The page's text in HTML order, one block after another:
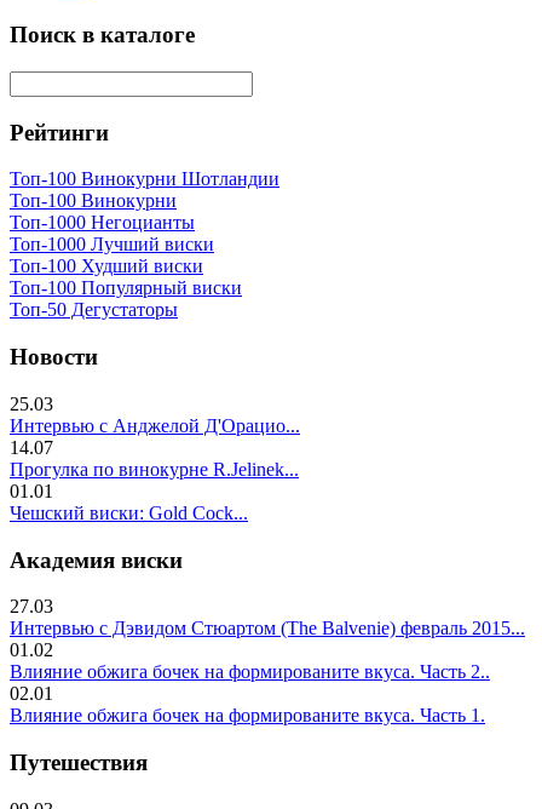
Поиск в каталоге
Рейтинги
Топ-100 Винокурни Шотландии
Топ-100 Винокурни
Топ-1000 Негоцианты
Топ-1000 Лучший виски
Топ-100 Худший виски
Топ-100 Популярный виски
Топ-50 Дегустаторы
Новости
25.03
Интервью с Анджелой Д'Орацио...
14.07
Прогулка по винокурне R.Jelinek...
01.01
Чешский виски: Gold Cock...
Академия виски
27.03
Интервью с Дэвидом Стюартом (The Balvenie) февраль 2015...
01.02
Влияние обжига бочек на формированите вкуса. Часть 2..
02.01
Влияние обжига бочек на формированите вкуса. Часть 1.
Путешествия